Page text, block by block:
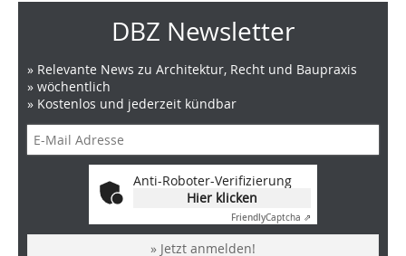
DBZ Newsletter
» Relevante News zu Architektur, Recht und Baupraxis
» wöchentlich
» Kostenlos und jederzeit kündbar
Anti-Roboter-Verifizierung
Hier klicken
FriendlyCaptcha ⇗
» Jetzt anmelden!